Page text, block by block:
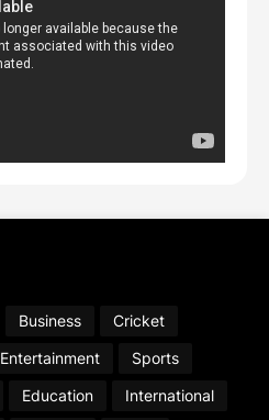
Business
Cricket
Entertainment
Sports
Education
International